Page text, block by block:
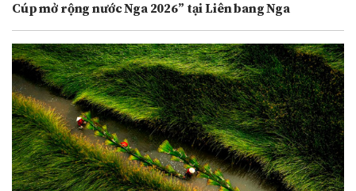
Cúp mở rộng nước Nga 2026” tại Liên bang Nga